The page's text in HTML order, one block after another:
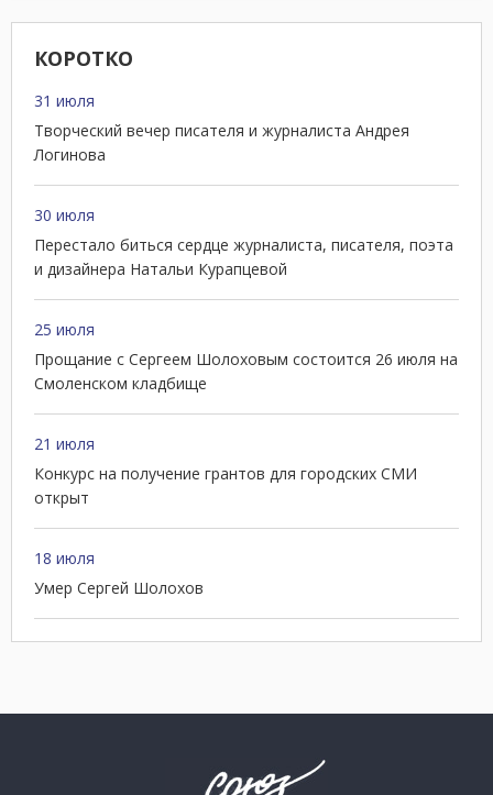
КОРОТКО
31 июля
Творческий вечер писателя и журналиста Андрея
Логинова
30 июля
Перестало биться сердце журналиста, писателя, поэта
и дизайнера Натальи Курапцевой
25 июля
Прощание с Сергеем Шолоховым состоится 26 июля на
Смоленском кладбище
21 июля
Конкурс на получение грантов для городских СМИ
открыт
18 июля
Умер Сергей Шолохов